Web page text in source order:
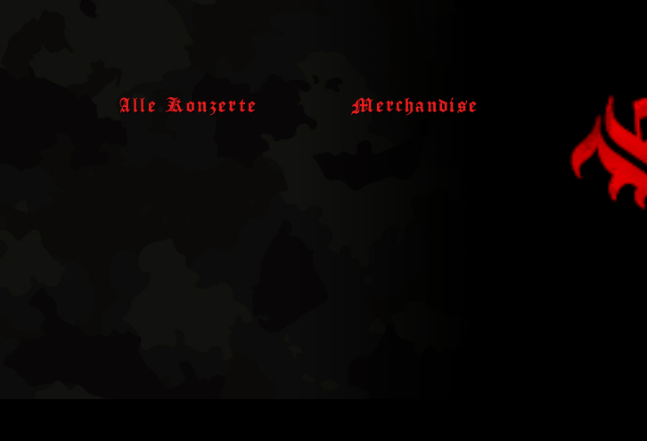
Alle Konzerte Merchandise